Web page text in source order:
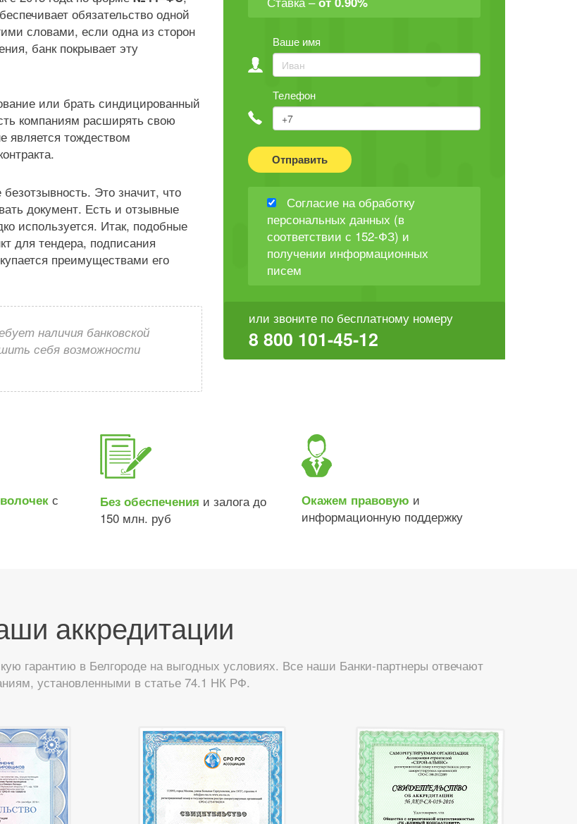
обязательство одной
словами, если одна из сторон
банк покрывает эту
или брать синдицированный
компаниям расширять свою
является тождеством
Это значит, что
документ. Есть и отзывные
используется. Итак, подобные
для тендера, подписания
преимуществами его
наличия банковской
себя возможности
Ваше имя
Телефон
Отправить
Согласие на обработку
персональных данных (в
соответствии с 152-ФЗ) и
получении информационных
писем
или звоните по бесплатному номеру
8 800 101-45-12
с
Без обеспечения и залога до
150 млн. руб
Окажем правовую и
информационную поддержку
аккредитации
гарантию в Белгороде на выгодных условиях. Все наши Банки-партнеры отвечают
установленными в статье 74.1 НК РФ.